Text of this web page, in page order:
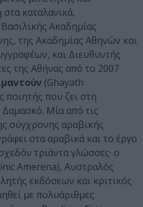
καταλανικά,
Ακαδημίας
της Ακαδημίας Αθηνών και
και Διευθυντής
της Αθήνας από το 2007
(Ghayath
ποιητής που ζει στη
Μία από τις
σύγχρονης αραβικής
στα αραβικά και το έργο
τριάντα γλώσσες· ο
Amerena), Αυστραλός
εκδόσεων και κριτικός
με πολυάριθμες